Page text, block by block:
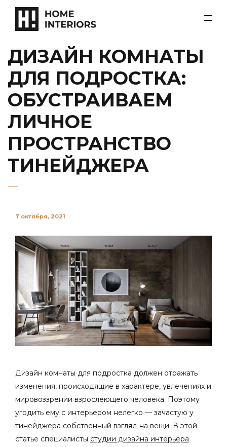
ДИЗАЙН КОМНАТЫ
ДЛЯ ПОДРОСТКА:
ОБУСТРАИВАЕМ
ЛИЧНОЕ
ПРОСТРАНСТВО
ТИНЕЙДЖЕРА
7 октября, 2021
Дизайн комнаты для подростка должен отражать
изменения, происходящие в характере, увлечениях и
мировоззрении взрослеющего человека. Поэтому
угодить ему с интерьером нелегко — зачастую у
тинейджера собственный взгляд на вещи. В этой
статье специалисты студии дизайна интерьера